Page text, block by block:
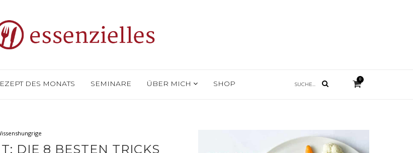
DES MONATS SEMINARE ÜBER MICH SHOP 0
DIE 8 BESTEN TRICKS